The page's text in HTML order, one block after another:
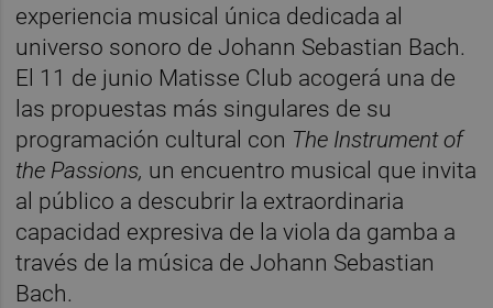
experiencia musical única dedicada al
universo sonoro de Johann Sebastian Bach.
El 11 de junio Matisse Club acogerá una de
las propuestas más singulares de su
programación cultural con The Instrument of
the Passions, un encuentro musical que invita
al público a descubrir la extraordinaria
capacidad expresiva de la viola da gamba a
través de la música de Johann Sebastian
Bach.